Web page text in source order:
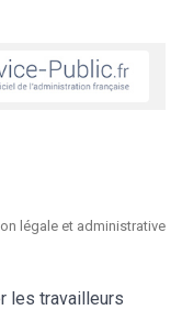
légale et administrative
les travailleurs